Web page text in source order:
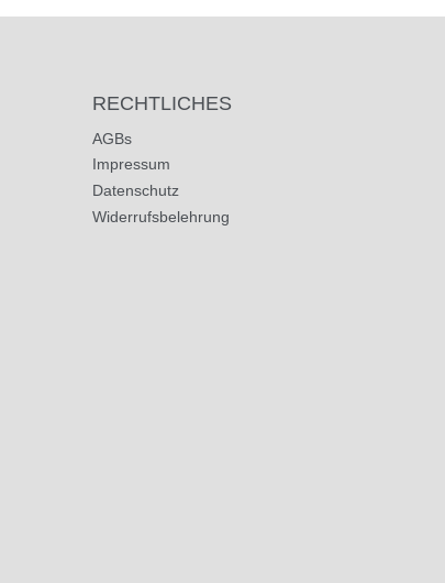
RECHTLICHES
AGBs
Impressum
Datenschutz
Widerrufsbelehrung